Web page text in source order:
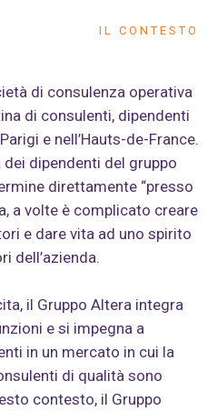
IL CONTESTO
di consulenza operativa
di consulenti, dipendenti
e nell’Hauts-de-France.
dipendenti del gruppo
direttamente “presso
a volte è complicato creare
e dare vita ad uno spirito
dell’azienda.
il Gruppo Altera integra
e si impegna a
in un mercato in cui la
di qualità sono
contesto, il Gruppo